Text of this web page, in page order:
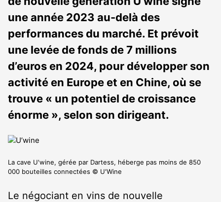
une année 2023 au-delà des
performances du marché. Et prévoit
une levée de fonds de 7 millions
d’euros en 2024, pour développer son
activité en Europe et en Chine, où se
trouve « un potentiel de croissance
énorme », selon son dirigeant.
La cave U'wine, gérée par Dartess, héberge pas moins de 850
000 bouteilles connectées © U'Wine
Le négociant en vins de nouvelle